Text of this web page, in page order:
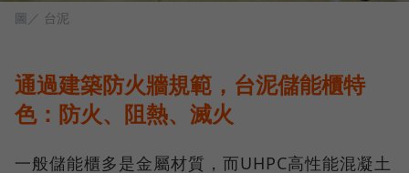
圖／ 台泥
通過建築防火牆規範，台泥儲能櫃特
色：防火、阻熱、滅火
一般儲能櫃多是金屬材質，而UHPC高性能混凝土